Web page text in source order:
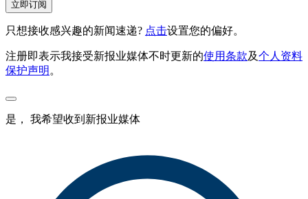
立即订阅
只想接收感兴趣的新闻速递? 点击设置您的偏好。
注册即表示我接受新报业媒体不时更新的使用条款及个人资料
保护声明 。
是， 我希望收到新报业媒体